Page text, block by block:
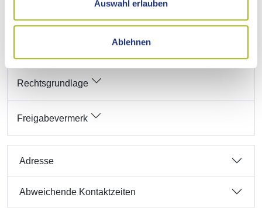
Auswahl erlauben
Ablehnen
Rechtsgrundlage
Freigabevermerk
Adresse
Abweichende Kontaktzeiten